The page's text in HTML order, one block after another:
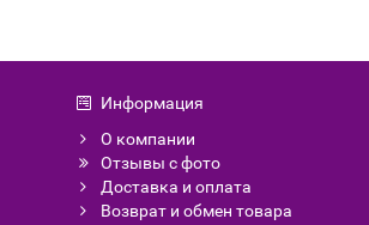
Информация
О компании
Отзывы с фото
Доставка и оплата
Возврат и обмен товара